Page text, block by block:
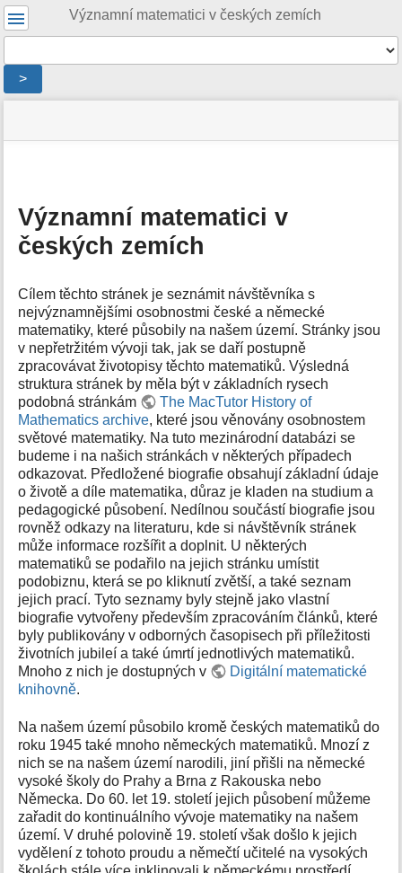
Významní matematici v českých zemích
Nástroje
>
Uživatelské
nástroje
stránky
pro
e
t
a
d
t
a
s
t
r
á
n
k
y
Významní matematici v
českých zemích
Cílem těchto stránek je seznámit návštěvníka s
nejvýznamnějšími osobnostmi české a německé
matematiky, které působily na našem území. Stránky jsou
v nepřetržitém vývoji tak, jak se daří postupně
zpracovávat životopisy těchto matematiků. Výsledná
struktura stránek by měla být v základních rysech
podobná stránkám
The MacTutor History of
Mathematics archive, které jsou věnovány osobnostem
světové matematiky. Na tuto mezinárodní databázi se
budeme i na našich stránkách v některých případech
odkazovat. Předložené biografie obsahují základní údaje
o životě a díle matematika, důraz je kladen na studium a
pedagogické působení. Nedílnou součástí biografie jsou
rovněž odkazy na literaturu, kde si návštěvník stránek
může informace rozšířit a doplnit. U některých
matematiků se podařilo na jejich stránku umístit
podobiznu, která se po kliknutí zvětší, a také seznam
jejich prací. Tyto seznamy byly stejně jako vlastní
biografie vytvořeny především zpracováním článků, které
byly publikovány v odborných časopisech při příležitosti
životních jubileí a také úmrtí jednotlivých matematiků.
Mnoho z nich je dostupných v
Digitální matematické
knihovně.
Na našem území působilo kromě českých matematiků do
roku 1945 také mnoho německých matematiků. Mnozí z
nich se na našem území narodili, jiní přišli na německé
vysoké školy do Prahy a Brna z Rakouska nebo
Německa. Do 60. let 19. století jejich působení můžeme
zařadit do kontinuálního vývoje matematiky na našem
území. V druhé polovině 19. století však došlo k jejich
vydělení z tohoto proudu a němečtí učitelé na vysokých